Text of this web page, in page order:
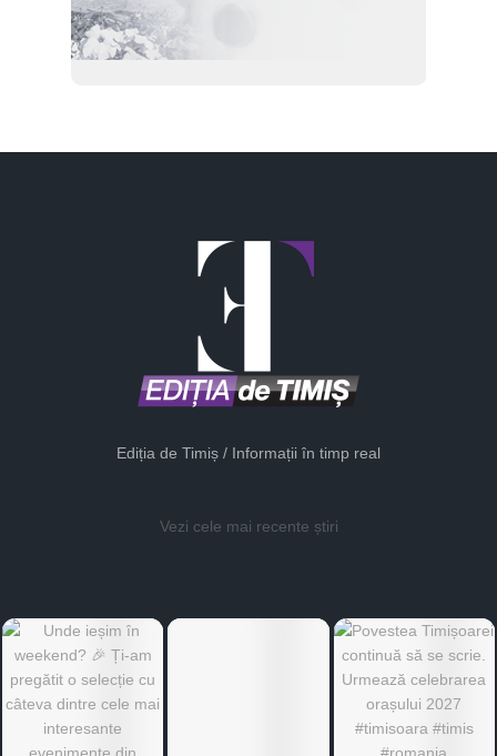
Ediția de Timiș / Informații în timp real
Vezi cele mai recente știri